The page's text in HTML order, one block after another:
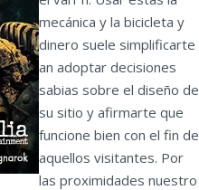
mecánica y la bicicleta y
dinero suele simplificarte
an adoptar decisiones
sabias sobre el diseño de
su sitio y afirmarte que
funcione bien con el fin de
aquellos visitantes. Por
las proximidades nuestro